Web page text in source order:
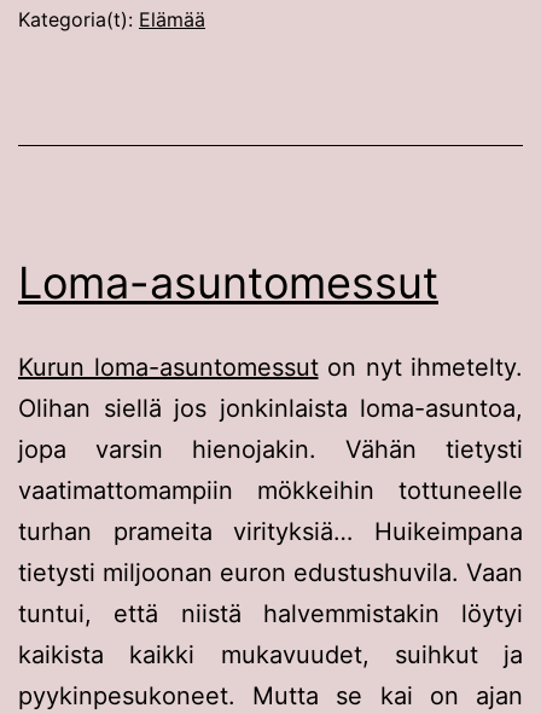
Kategoria(t): Elämää
Loma-asuntomessut
Kurun loma-asuntomessuton nyt ihmetelty.
Olihan siellä jos jonkinlaista loma-asuntoa,
jopa varsin hienojakin. Vähän tietysti
vaatimattomampiin mökkeihin tottuneelle
turhan prameita virityksiä… Huikeimpana
tietysti miljoonan euron edustushuvila. Vaan
tuntui, että niistä halvemmistakin löytyi
kaikista kaikki mukavuudet, suihkut ja
pyykinpesukoneet. Mutta se kai on ajan